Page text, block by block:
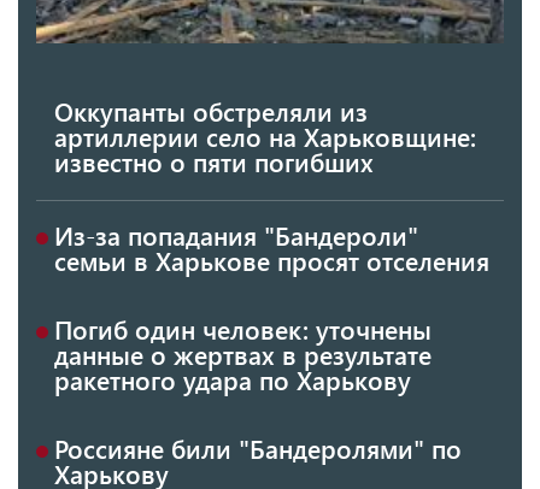
Оккупанты обстреляли из
артиллерии село на Харьковщине:
известно о пяти погибших
Из-за попадания "Бандероли"
семьи в Харькове просят отселения
Погиб один человек: уточнены
данные о жертвах в результате
ракетного удара по Харькову
Россияне били "Бандеролями" по
Харькову